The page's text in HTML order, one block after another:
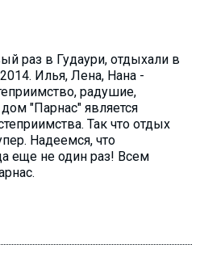
раз в Гудаури, отдыхали в
Илья, Лена, Нана -
радушие,
"Парнас" является
Так что отдых
Надеемся, что
еще не один раз! Всем